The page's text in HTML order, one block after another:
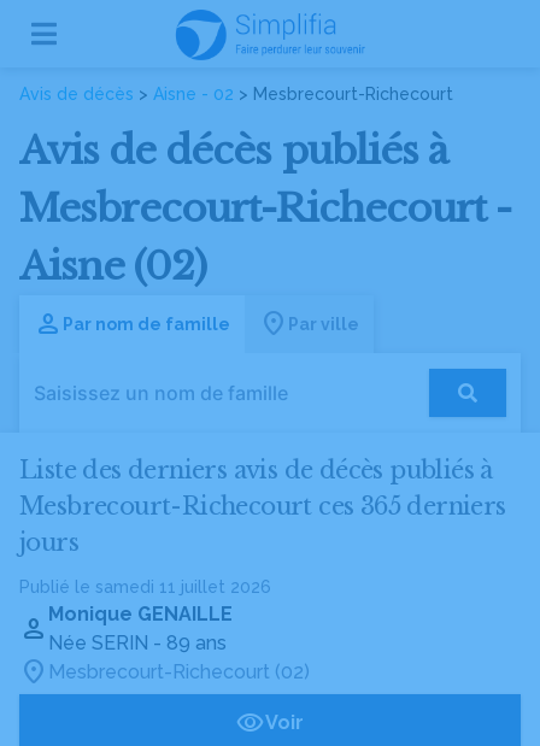
Avis de décès > Aisne - 02 > Mesbrecourt-Richecourt
Avis de décès publiés à
Mesbrecourt-Richecourt -
Aisne (02)
Par nom de famille Par ville
Liste des derniers avis de décès publiés à
Mesbrecourt-Richecourt ces 365 derniers
jours
Publié le samedi 11 juillet 2026
Monique GENAILLE
Née SERIN - 89 ans
Mesbrecourt-Richecourt (02)
Voir